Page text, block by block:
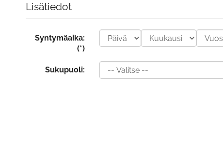
Lisätiedot
Syntymäaika:
(*)
Sukupuoli: